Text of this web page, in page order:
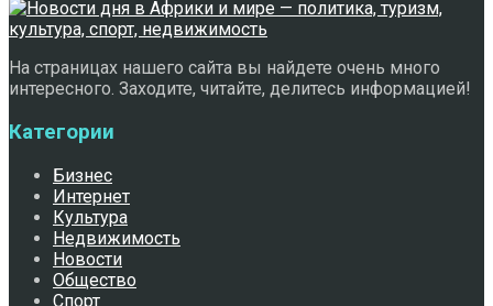
На страницах нашего сайта вы найдете очень много
интересного. Заходите, читайте, делитесь информацией!
Категории
Бизнес
Интернет
Культура
Недвижимость
Новости
Общество
Спорт